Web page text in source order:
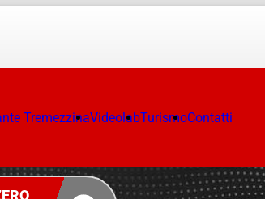
TremezzinaVideolabTurismoContatti